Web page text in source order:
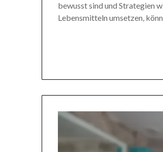
bewusst sind und Strategien
Lebensmitteln umsetzen,